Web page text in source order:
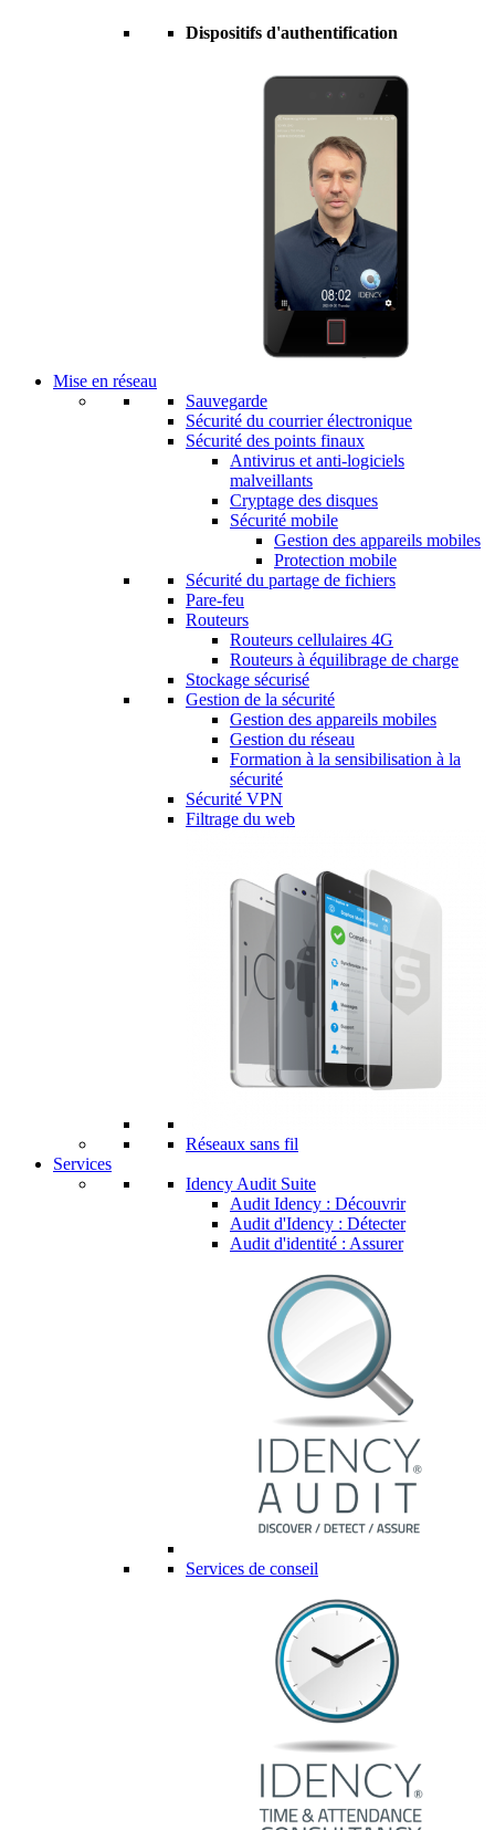
Dispositifs d'authentification
Mise en réseau
Sauvegarde
Sécurité du courrier électronique
Sécurité des points finaux
Antivirus et anti-logiciels
malveillants
Cryptage des disques
Sécurité mobile
Gestion des appareils mobiles
Protection mobile
Sécurité du partage de fichiers
Pare-feu
Routeurs
Routeurs cellulaires 4G
Routeurs à équilibrage de charge
Stockage sécurisé
Gestion de la sécurité
Gestion des appareils mobiles
Gestion du réseau
Formation à la sensibilisation à la
sécurité
Sécurité VPN
Filtrage du web
Réseaux sans fil
Services
Idency Audit Suite
Audit Idency : Découvrir
Audit d'Idency : Détecter
Audit d'identité : Assurer
Services de conseil